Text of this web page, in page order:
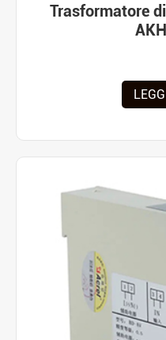
Trasformatore